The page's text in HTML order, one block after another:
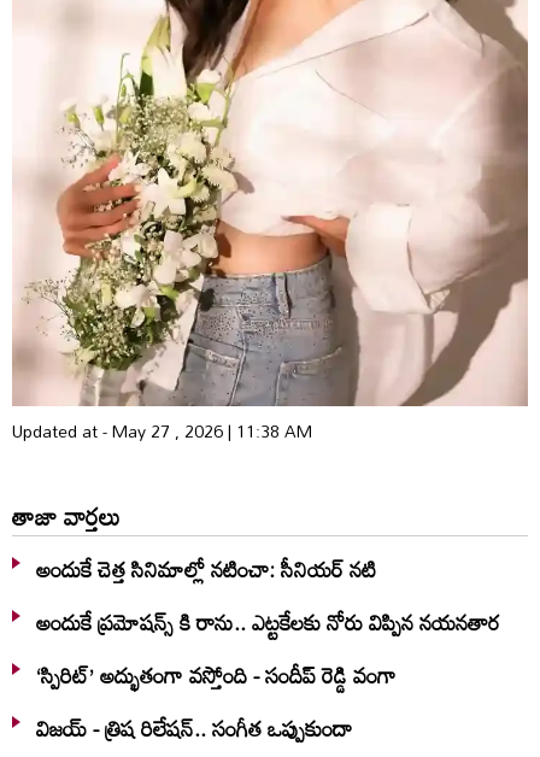
Updated at - May 27 , 2026 | 11:38 AM
తాజా వార్తలు
అందుకే చెత్త సినిమాల్లో నటించా: సీనియర్ నటి
అందుకే ప్రమోషన్స్ కి రాను.. ఎట్టకేలకు నోరు విప్పిన నయనతార
‘స్పిరిట్’ అద్భుతంగా వస్తోంది - సందీప్ రెడ్డి వంగా
విజయ్ - త్రిష రిలేషన్.. సంగీత ఒప్పుకుందా